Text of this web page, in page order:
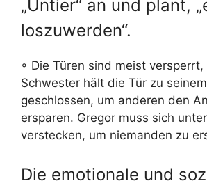
„Untier“ an und plant,
loszuwerden“.
◦ Die Türen sind meist
Schwester hält die Tür zu
geschlossen, um anderen den
ersparen. Gregor muss sich
verstecken, um niemanden zu
Die emotionale und